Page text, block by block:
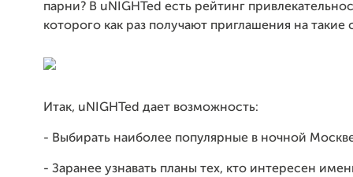
парни? В uNIGHTed есть рейтинг
которого как раз получают приглашения на такие
Итак, uNIGHTed дает возможность:
- Выбирать наиболее популярные в ночной
- Заранее узнавать планы тех, кто интересен